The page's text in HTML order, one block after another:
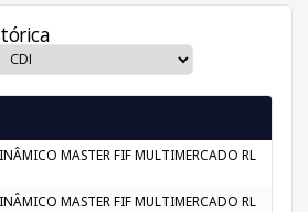
MASTER FIF MULTIMERCADO RL
MASTER FIF MULTIMERCADO RL